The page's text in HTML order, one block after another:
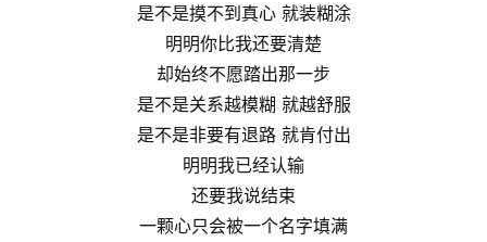
是不是摸不到真心 就装糊涂
明明你比我还要清楚
却始终不愿踏出那一步
是不是关系越模糊 就越舒服
是不是非要有退路 就肯付出
明明我已经认输
还要我说结束
一颗心只会被一个名字填满